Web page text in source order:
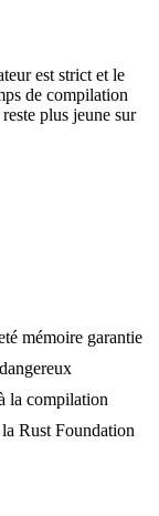
est strict et le
de compilation
plus jeune sur
mémoire garantie
la compilation
Rust Foundation